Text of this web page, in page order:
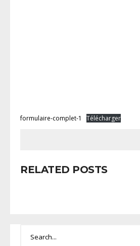
formulaire-complet-1 Télécharger
RELATED POSTS